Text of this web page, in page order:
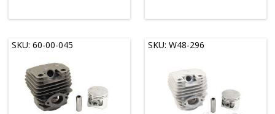
SKU: 60-00-045 SKU: W48-296